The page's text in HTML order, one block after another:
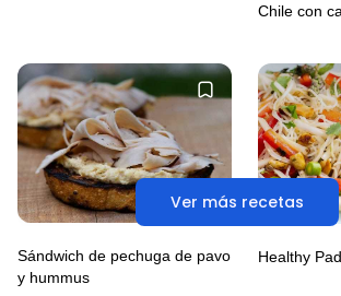
Ver más recetas
Chile con
Sándwich de pechuga de pavo
y hummus
Healthy